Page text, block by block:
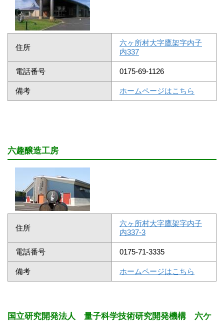
住所
六ヶ所村大字鷹架字内子
内337
電話番号 0175-69-1126
備考 ホームページはこちら
六趣醸造工房
住所
六ヶ所村大字鷹架字内子
内337-3
電話番号 0175-71-3335
備考 ホームページはこちら
国立研究開発法人 量子科学技術研究開発機構 六ケ